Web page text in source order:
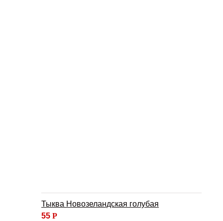
Тыква Новозеландская голубая
55 Р